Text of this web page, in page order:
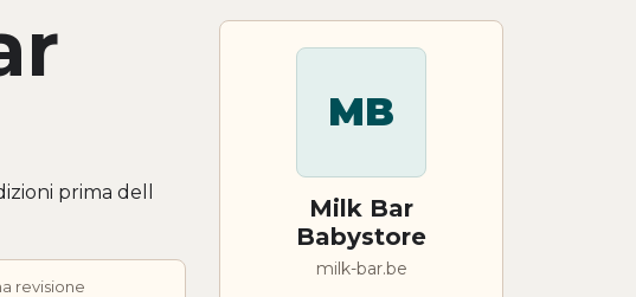
prima dell
revisione
MB
Milk Bar
Babystore
milk-bar.be